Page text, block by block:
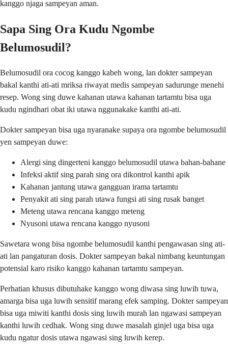
kanggo njaga sampeyan aman.
Sapa Sing Ora Kudu Ngombe
Belumosudil?
Belumosudil ora cocog kanggo kabeh wong, lan dokter sampeyan
bakal kanthi ati-ati mriksa riwayat medis sampeyan sadurunge menehi
resep. Wong sing duwe kahanan utawa kahanan tartamtu bisa uga
kudu ngindhari obat iki utawa nggunakake kanthi ati-ati.
Dokter sampeyan bisa uga nyaranake supaya ora ngombe belumosudil
yen sampeyan duwe:
Alergi sing dingerteni kanggo belumosudil utawa bahan-bahane
Infeksi aktif sing parah sing ora dikontrol kanthi apik
Kahanan jantung utawa gangguan irama tartamtu
Penyakit ati sing parah utawa fungsi ati sing rusak banget
Meteng utawa rencana kanggo meteng
Nyusoni utawa rencana kanggo nyusoni
Sawetara wong bisa ngombe belumosudil kanthi pengawasan sing ati-
ati lan pangaturan dosis. Dokter sampeyan bakal nimbang keuntungan
potensial karo risiko kanggo kahanan tartamtu sampeyan.
Perhatian khusus dibutuhake kanggo wong diwasa sing luwih tuwa,
amarga bisa uga luwih sensitif marang efek samping. Dokter sampeyan
bisa uga miwiti kanthi dosis sing luwih murah lan ngawasi sampeyan
kanthi luwih cedhak. Wong sing duwe masalah ginjel uga bisa uga
kudu ngatur dosis utawa ngawasi sing luwih kerep.